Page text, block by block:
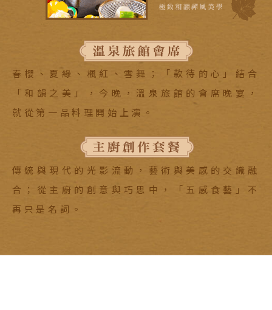
春櫻、夏綠、楓紅、雪舞；「款待的心」結合
「和韻之美」，今晚，溫泉旅館的會席晚宴，
就從第一品料理開始上演。
傳統與現代的光影流動，藝術與美感的交織融
合；從主廚的創意與巧思中，「五感食藝」不
再只是名詞。